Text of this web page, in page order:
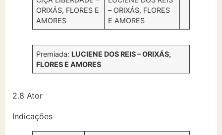
ORIXÁS, FLORES E
AMORES
– ORIXÁS, FLORES
E AMORES
Premiada: LUCIENE DOS REIS – ORIXÁS,
FLORES E AMORES
2.8 Ator
Indicações